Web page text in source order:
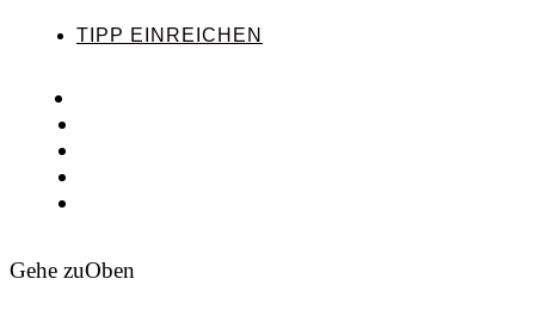
TIPP EINREICHEN
Gehe zuOben